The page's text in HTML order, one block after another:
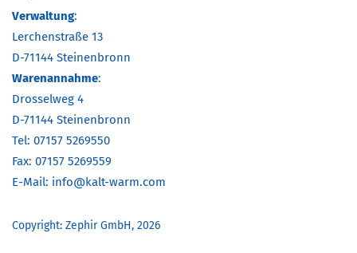
Verwaltung:
Lerchenstraße 13
D-71144 Steinenbronn
Warenannahme:
Drosselweg 4
D-71144 Steinenbronn
Tel: 07157 5269550
Fax: 07157 5269559
E-Mail: info@kalt-warm.com
Copyright: Zephir GmbH, 2026